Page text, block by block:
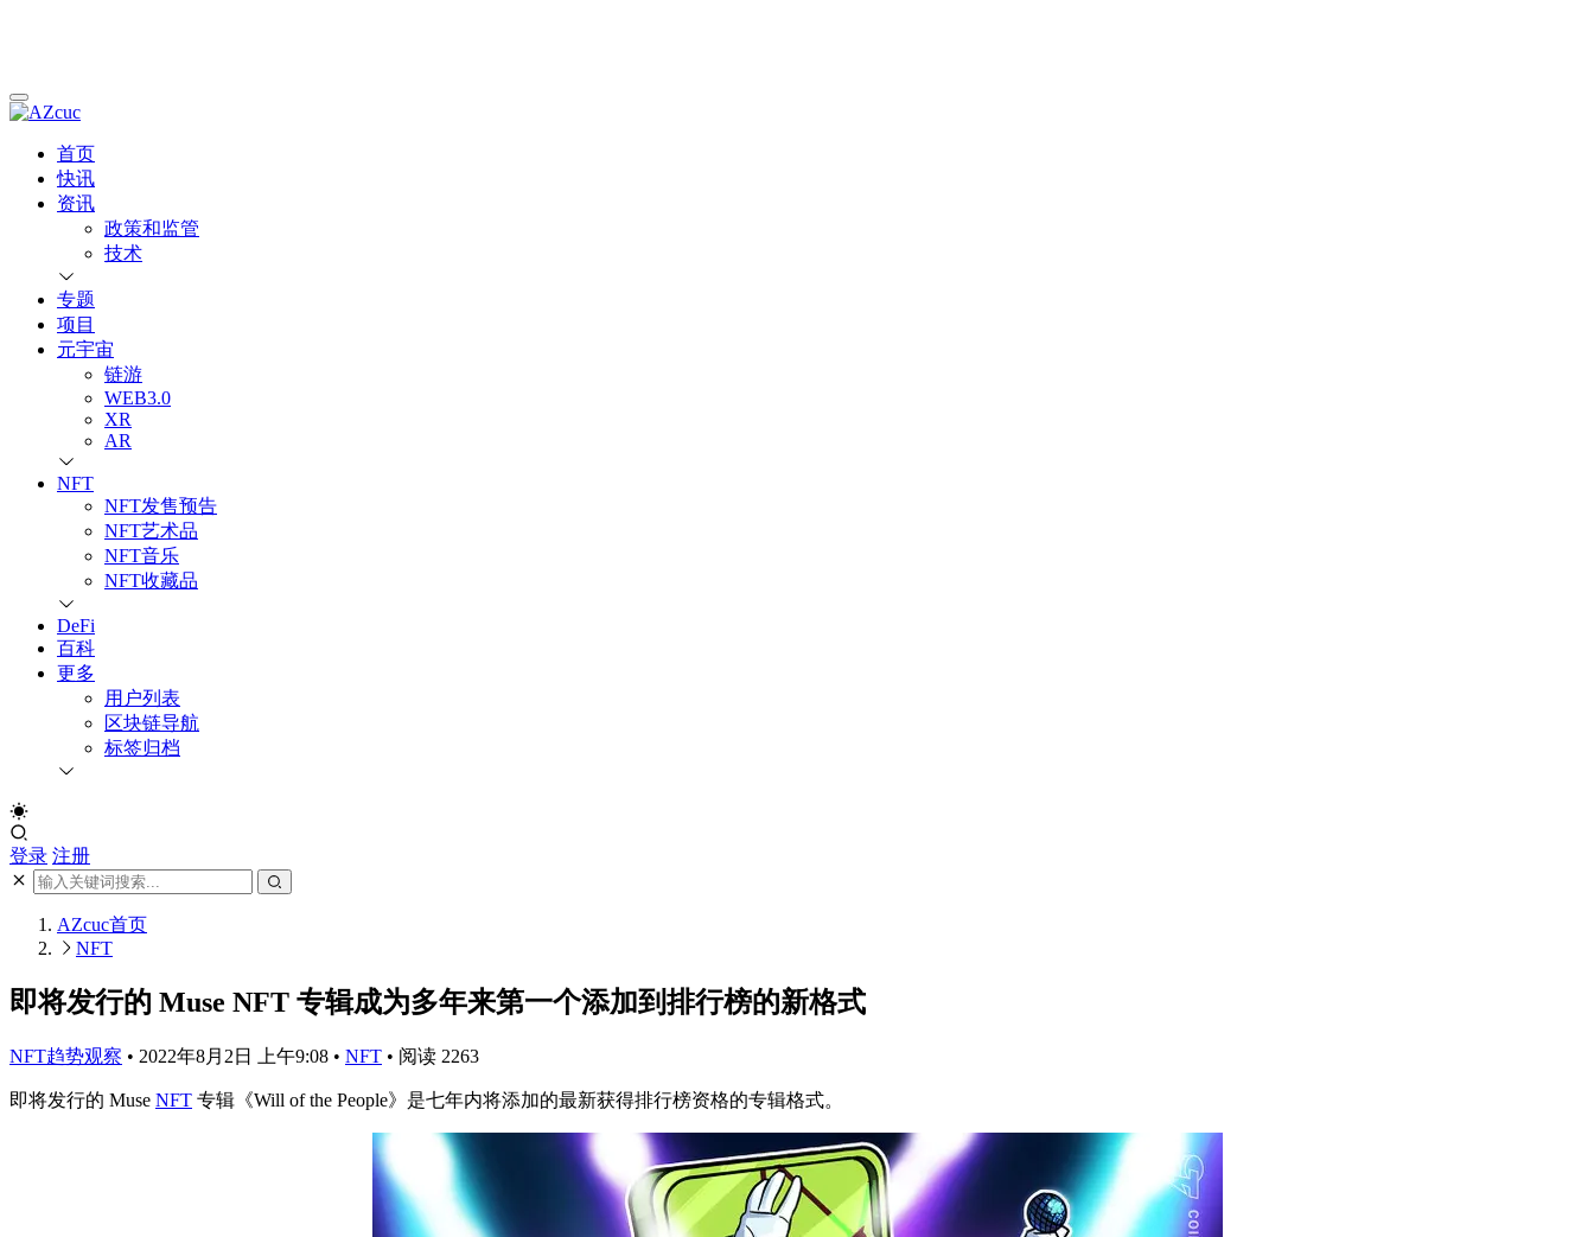
首页
快讯
资讯
政策和监管
技术
专题
项目
元宇宙
链游
WEB3.0
XR
AR
NFT
NFT发售预告
NFT艺术品
NFT音乐
NFT收藏品
DeFi
百科
更多
用户列表
区块链导航
标签归档
登录 注册
AZcuc首页
NFT
即将发行的 Muse NFT 专辑成为多年来第一个添加到排行榜的新格式
NFT趋势观察 • 2022年8月2日 上午9:08 • NFT • 阅读 2263
即将发行的 Muse NFT 专辑《Will of the People》是七年内将添加的最新获得排行榜资格的专辑格式。